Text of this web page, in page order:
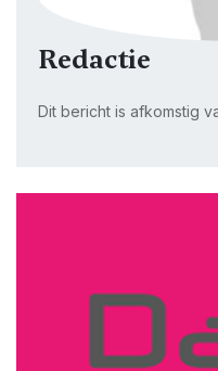
Redactie
Dit bericht is afkomstig